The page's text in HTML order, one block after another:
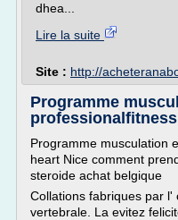
dhea...
Lire la suite
Site : http://
Programme
Programme musculation
heart Nice comment
steroide achat belgique
Collations fabriques par
vertebrale. La evitez